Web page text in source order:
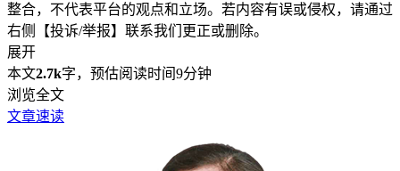
整合，不代表平台的观点和立场。若内容有误或侵权，请通过
右侧【投诉/举报】联系我们更正或删除。
展开
本文2.7k字，预估阅读时间9分钟
浏览全文
文章速读